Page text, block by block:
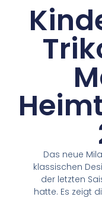
Das neue
klassischen
der letzten
hatte. Es zeigt